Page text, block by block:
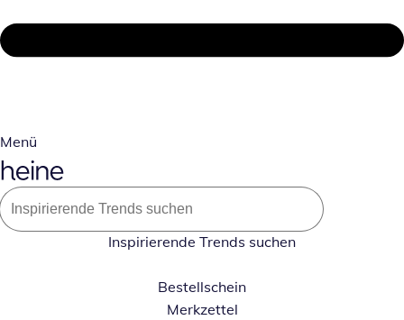
Menü
Inspirierende Trends suchen
Bestellschein
Merkzettel